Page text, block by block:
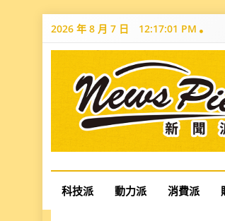
Skip
2026 年 8 月 7 日 12:17:02 PM
News Pie
最有料的新聞
科技派 動力派 消費派